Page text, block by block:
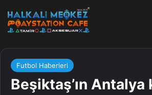
Futbol Haberleri
Beşiktaş’ın Antalya